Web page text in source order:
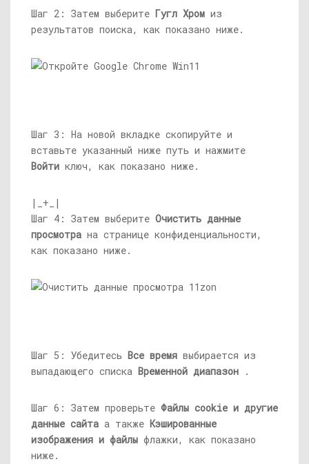
Шаг 2: Затем выберите Гугл Хром из
результатов поиска, как показано ниже.
Шаг 3: На новой вкладке скопируйте и
вставьте указанный ниже путь и нажмите
Войти ключ, как показано ниже.
|_+_|
Шаг 4: Затем выберите Очистить данные
просмотра на странице конфиденциальности,
как показано ниже.
Шаг 5: Убедитесь Все время выбирается из
выпадающего списка Временной диапазон .
Шаг 6: Затем проверьте Файлы cookie и другие
данные сайта а также Кэшированные
изображения и файлы флажки, как показано
ниже.